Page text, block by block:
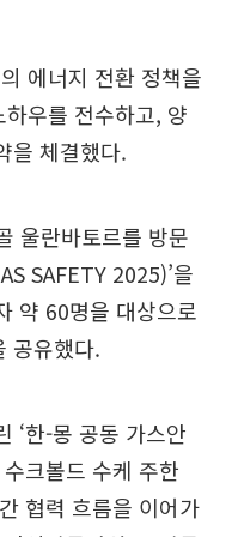
에너지 전환 정책을
우를 전수하고, 양
을 체결했다.
울란바토르를 방문
SAFETY 2025)’을
약 60명을 대상으로
공유했다.
‘한-몽 공동 가스안
크볼드 수케 주한
협력 흐름을 이어가